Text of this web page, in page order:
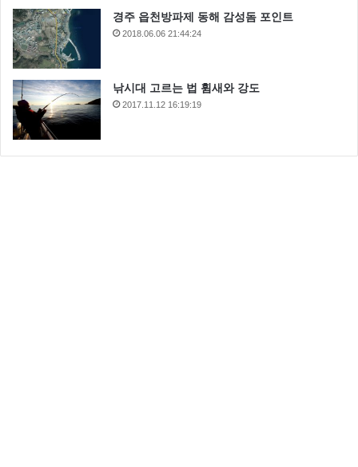
경주 읍천방파제 동해 감성돔 포인트
2018.06.06 21:44:24
낚시대 고르는 법 휨새와 강도
2017.11.12 16:19:19